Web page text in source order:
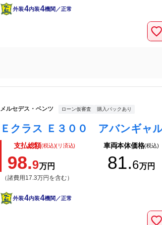
外装4内装4機関／正常
メルセデス・ベンツ ローン仮審査 購入パックあり
支払総額(税込)(リ済込)
98.9万円
（諸費用17.3万円を含む）
車両本体価格(税込)
81.6万円
外装4内装4機関／正常